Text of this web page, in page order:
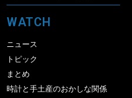
WATCH
ニュース
トピック
まとめ
時計と手土産のおかしな関係